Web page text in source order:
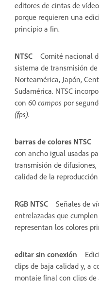
editores de cintas de
porque requieren una
principio a fin.
NTSC
Comité nacional
sistema de transmisión
Norteamérica, Japón,
Sudamérica. NTSC
con 60 campos por
(fps).
barras de colores NTSC
con ancho igual usadas
transmisión de
calidad de la
RGB NTSC
Señales de
entrelazadas que
representan los colores
editar sin conexión
clips de baja calidad y, a
montaje final con clips